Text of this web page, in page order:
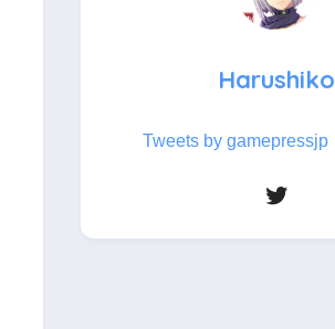
Harushiko
Tweets by gamepressjp